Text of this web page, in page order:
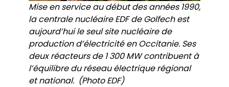
Mise en service au début des années 1990,
la centrale nucléaire EDF de Golfech est
aujourd’hui le seul site nucléaire de
production d’électricité en Occitanie. Ses
deux réacteurs de 1 300 MW contribuent à
l’équilibre du réseau électrique régional
et national. (Photo EDF)